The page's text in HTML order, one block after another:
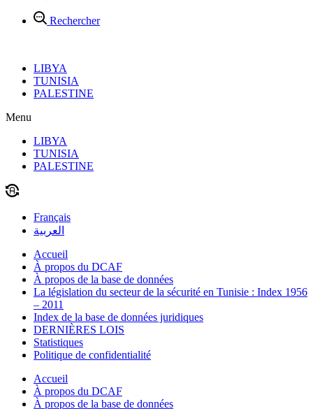
Rechercher
LIBYA
TUNISIA
PALESTINE
Menu
LIBYA
TUNISIA
PALESTINE
Français
العربية
Accueil
À propos du DCAF
À propos de la base de données
La législation du secteur de la sécurité en Tunisie : Index 1956
– 2011
Index de la base de données juridiques
DERNIÈRES LOIS
Statistiques
Politique de confidentialité
Accueil
À propos du DCAF
À propos de la base de données